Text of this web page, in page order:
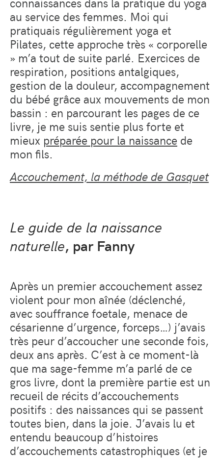
au service des femmes. Moi qui
pratiquais régulièrement yoga et
Pilates, cette approche très « corporelle
» m’a tout de suite parlé. Exercices de
respiration, positions antalgiques,
gestion de la douleur, accompagnement
du bébé grâce aux mouvements de mon
bassin : en parcourant les pages de ce
livre, je me suis sentie plus forte et
mieux préparée pour la naissance de
mon fils.
Accouchement, la méthode de Gasquet
Le guide de la naissance
naturelle, par Fanny
Après un premier accouchement assez
violent pour mon aînée (déclenché,
avec souffrance foetale, menace de
césarienne d’urgence, forceps…) j’avais
très peur d’accoucher une seconde fois,
deux ans après. C’est à ce moment-là
que ma sage-femme m’a parlé de ce
gros livre, dont la première partie est un
recueil de récits d’accouchements
positifs : des naissances qui se passent
toutes bien, dans la joie. J’avais lu et
entendu beaucoup d’histoires
d’accouchements catastrophiques (et je